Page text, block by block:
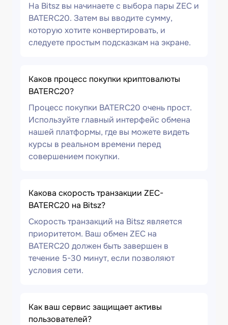
На Bitsz вы начинаете с выбора пары ZEC и
BATERC20. Затем вы вводите сумму,
которую хотите конвертировать, и
следуете простым подсказкам на экране.
Каков процесс покупки криптовалюты
BATERC20?
Процесс покупки BATERC20 очень прост.
Используйте главный интерфейс обмена
нашей платформы, где вы можете видеть
курсы в реальном времени перед
совершением покупки.
Какова скорость транзакции ZEC-
BATERC20 на Bitsz?
Скорость транзакций на Bitsz является
приоритетом. Ваш обмен ZEC на
BATERC20 должен быть завершен в
течение 5-30 минут, если позволяют
условия сети.
Как ваш сервис защищает активы
пользователей?